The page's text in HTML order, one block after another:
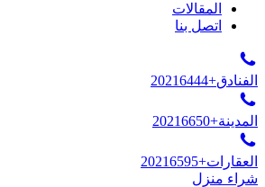
المقالات
اتصل بنا
الفنادق+20216444
المدينة+20216650
العقارات+20216595
شراء منزل